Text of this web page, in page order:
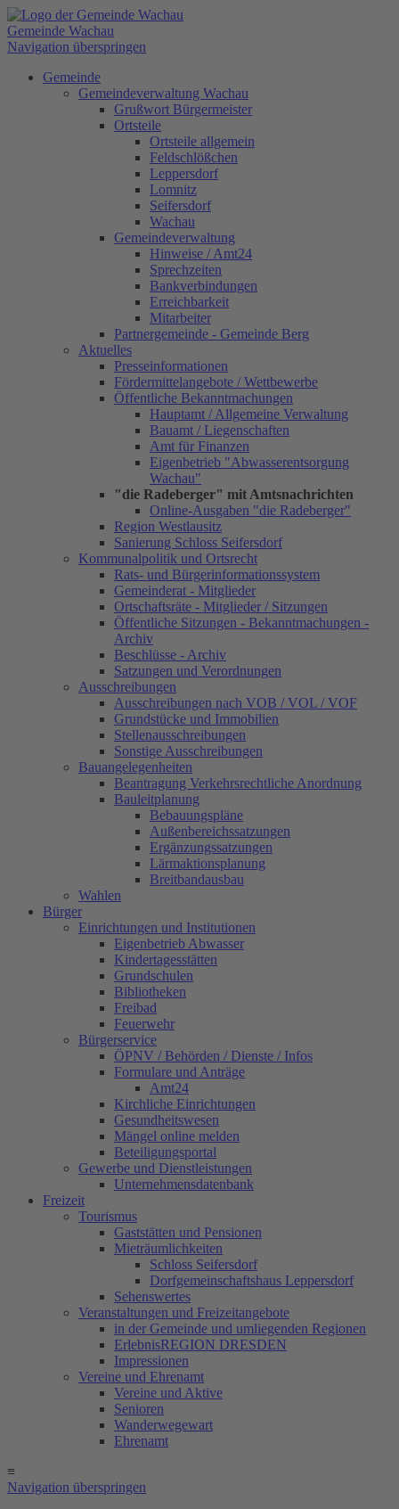
Gemeinde Wachau
Navigation überspringen
Gemeinde
Gemeindeverwaltung Wachau
Grußwort Bürgermeister
Ortsteile
Ortsteile allgemein
Feldschlößchen
Leppersdorf
Lomnitz
Seifersdorf
Wachau
Gemeindeverwaltung
Hinweise / Amt24
Sprechzeiten
Bankverbindungen
Erreichbarkeit
Mitarbeiter
Partnergemeinde - Gemeinde Berg
Aktuelles
Presseinformationen
Fördermittelangebote / Wettbewerbe
Öffentliche Bekanntmachungen
Hauptamt / Allgemeine Verwaltung
Bauamt / Liegenschaften
Amt für Finanzen
Eigenbetrieb "Abwasserentsorgung
Wachau"
"die Radeberger" mit Amtsnachrichten
Online-Ausgaben "die Radeberger"
Region Westlausitz
Sanierung Schloss Seifersdorf
Kommunalpolitik und Ortsrecht
Rats- und Bürgerinformationssystem
Gemeinderat - Mitglieder
Ortschaftsräte - Mitglieder / Sitzungen
Öffentliche Sitzungen - Bekanntmachungen -
Archiv
Beschlüsse - Archiv
Satzungen und Verordnungen
Ausschreibungen
Ausschreibungen nach VOB / VOL / VOF
Grundstücke und Immobilien
Stellenausschreibungen
Sonstige Ausschreibungen
Bauangelegenheiten
Beantragung Verkehrsrechtliche Anordnung
Bauleitplanung
Bebauungspläne
Außenbereichssatzungen
Ergänzungssatzungen
Lärmaktionsplanung
Breitbandausbau
Wahlen
Bürger
Einrichtungen und Institutionen
Eigenbetrieb Abwasser
Kindertagesstätten
Grundschulen
Bibliotheken
Freibad
Feuerwehr
Bürgerservice
ÖPNV / Behörden / Dienste / Infos
Formulare und Anträge
Amt24
Kirchliche Einrichtungen
Gesundheitswesen
Mängel online melden
Beteiligungsportal
Gewerbe und Dienstleistungen
Unternehmensdatenbank
Freizeit
Tourismus
Gaststätten und Pensionen
Mieträumlichkeiten
Schloss Seifersdorf
Dorfgemeinschaftshaus Leppersdorf
Sehenswertes
Veranstaltungen und Freizeitangebote
in der Gemeinde und umliegenden Regionen
ErlebnisREGION DRESDEN
Impressionen
Vereine und Ehrenamt
Vereine und Aktive
Senioren
Wanderwegewart
Ehrenamt
≡
Navigation überspringen